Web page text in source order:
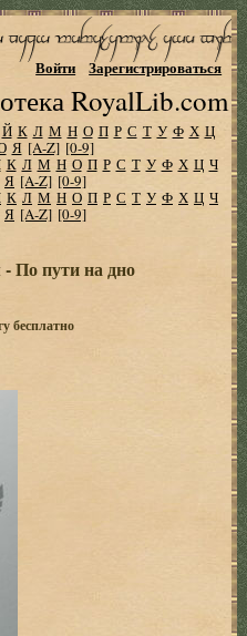
RoyalLib.com
Войти Зарегистрироваться
Й К Л М Н О П Р С Т У Ф Х Ц
Я [A-Z] [0-9]
К Л М Н О П Р С Т У Ф Х Ц Ч
Я [A-Z] [0-9]
К Л М Н О П Р С Т У Ф Х Ц Ч
Я [A-Z] [0-9]
По пути на дно
бесплатно